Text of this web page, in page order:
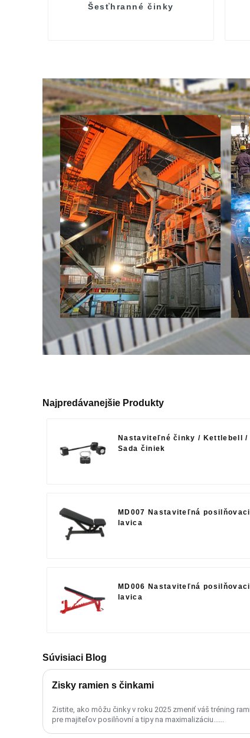
Šesťhranné činky
Najpredávanejšie Produkty
Nastaviteľné činky / Kettlebell /
Sada činiek
MD007 Nastaviteľná
lavica
MD006 Nastaviteľná
lavica
Súvisiaci Blog
Zisky ramien s činkami
Zistite, ako môžu činky v roku 2025 zmeniť váš tréning
pre majiteľov posilňovní a tipy na maximalizáciu......